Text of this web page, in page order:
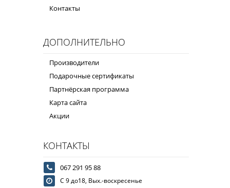
Контакты
ДОПОЛНИТЕЛЬНО
Производители
Подарочные сертификаты
Партнёрская программа
Карта сайта
Акции
КОНТАКТЫ
067 291 95 88
С 9 до18, Вых.-воскресенье